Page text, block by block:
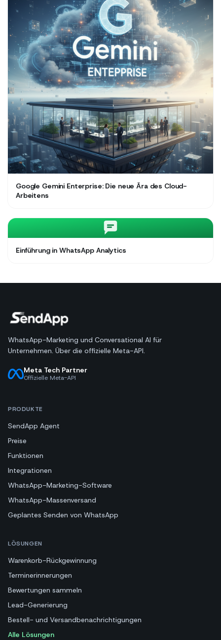
Google Gemini Enterprise: Die neue Ära des Cloud-
Arbeitens
Einführung in WhatsApp Analytics
WhatsApp-Marketing und Conversational AI für
Unternehmen. Über die offizielle Meta-API.
Meta Tech Partner
Offizielle Meta-API
PRODUKTE
SendApp Agent
Preise
Funktionen
Integrationen
WhatsApp-Marketing-Software
WhatsApp-Massenversand
Geplantes Senden von WhatsApp
LÖSUNGEN
Warenkorb-Rückgewinnung
Terminerinnerungen
Bewertungen sammeln
Lead-Generierung
Bestell- und Versandbenachrichtigungen
Alle Lösungen